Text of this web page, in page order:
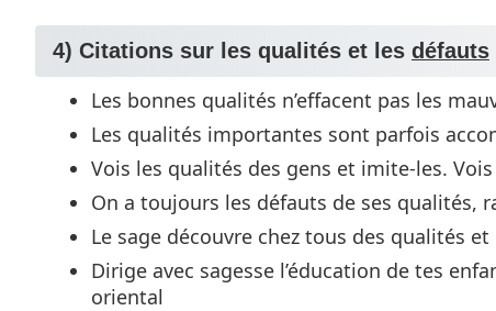
4) Citations sur les qualités et les défauts
Les bonnes qualités n’effacent pas les
Les qualités importantes sont parfois
Vois les qualités des gens et imite-les.
On a toujours les défauts de ses qualités,
Le sage découvre chez tous des qualités
Dirige avec sagesse l’éducation de tes
oriental